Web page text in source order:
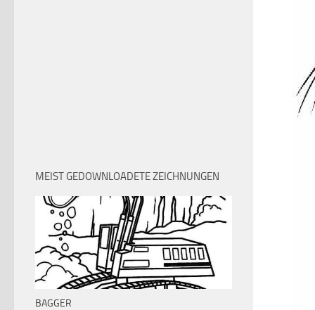
MEIST GEDOWNLOADETE ZEICHNUNGEN
BAGGER